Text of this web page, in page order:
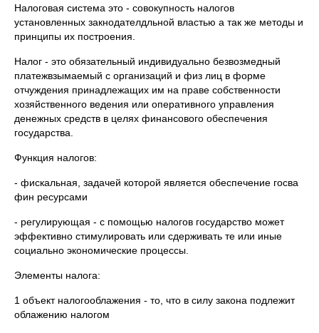
Налоговая система это - совокупность налогов
установленных закнодателдльной властью а так же методы и
принципы их построения.
Налог - это обязательный индивидуально безвозмедный
платежвзымаемый с организаций и физ лиц в форме
отчуждения принадлежащих им на праве собственности
хозяйственного ведения или оперативного управления
денежных средств в целях финансового обеспечения
государства.
Функция налогов:
- фискальная, задачей которой является обеспечение госва
фин ресурсами
- регулирующая - с помощью налогов государство может
эффективно стимулировать или сдерживать те или иные
социально экономические процессы.
Элементы налога:
1 объект налогооблажения - то, что в силу закона подлежит
облажению налогом